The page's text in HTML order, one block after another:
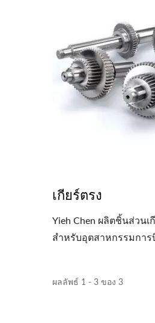
เกียร์ตรง
Yieh Chen ผลิตชิ้นส่วน
สำหรับอุตสาหกรรมการ
ผลลัพธ์ 1 - 3 ของ 3